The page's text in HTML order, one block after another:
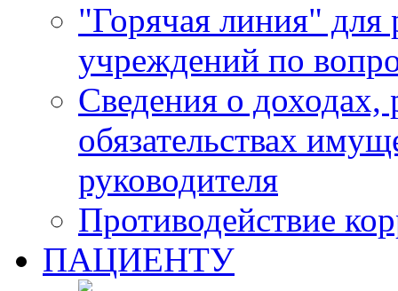
"Горячая линия"
учреждений по
Сведения о доходах,
обязательствах
руководителя
Противодействие
ПАЦИЕНТУ